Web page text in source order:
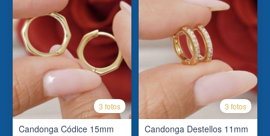
3 fotos
Candonga Códice 15mm
3 fotos
Candonga Destellos 11mm